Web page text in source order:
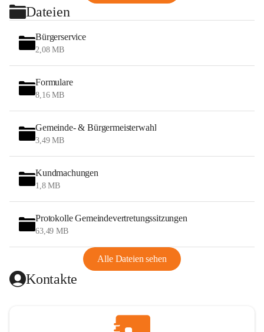
Dateien
Bürgerservice
2,08 MB
Formulare
8,16 MB
Gemeinde- & Bürgermeisterwahl
3,49 MB
Kundmachungen
1,8 MB
Protokolle Gemeindevertretungssitzungen
63,49 MB
Alle Dateien sehen
Kontakte